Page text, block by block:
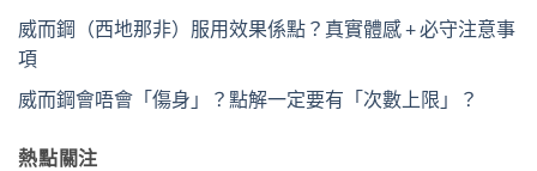
威而鋼（西地那非）服用效果係點？真實體感 + 必守注意事
項
威而鋼會唔會「傷身」？點解一定要有「次數上限」？
熱點關注